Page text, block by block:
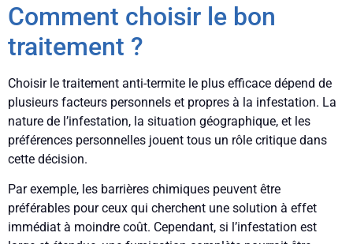
Comment choisir le bon
traitement ?
Choisir le traitement anti-termite le plus efficace dépend de
plusieurs facteurs personnels et propres à la infestation. La
nature de l’infestation, la situation géographique, et les
préférences personnelles jouent tous un rôle critique dans
cette décision.
Par exemple, les barrières chimiques peuvent être
préférables pour ceux qui cherchent une solution à effet
immédiat à moindre coût. Cependant, si l’infestation est